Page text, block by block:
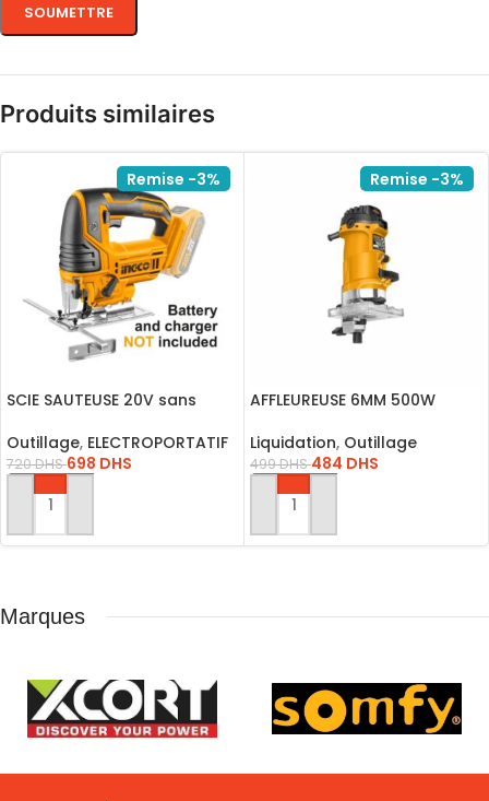
Produits similaires
Remise -3%
SCIE SAUTEUSE 20V sans
Outillage, ELECTROPORTATIF
720DHS 698 DHS
AJOUTER AU PANIER
Remise -3%
AFFLEUREUSE 6MM 500W
Liquidation, Outillage
499DHS 484 DHS
AJOUTER AU PANIER
Marques